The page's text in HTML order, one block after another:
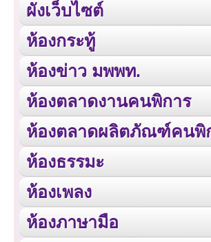
ผังเว็บไซต์
ห้องกระทู้
ห้องข่าว มพพท.
ห้องตลาดงานคนพิการ
ห้องตลาดผลิตภัณฑ์คนพิ
ห้องธรรมะ
ห้องเพลง
ห้องภาษามือ